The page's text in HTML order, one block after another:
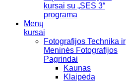
kursai su „SES 3“
programa
Menų
kursai
Fotografijos Technika ir
Meninės Fotografijos
Pagrindai
Kaunas
Klaipėda